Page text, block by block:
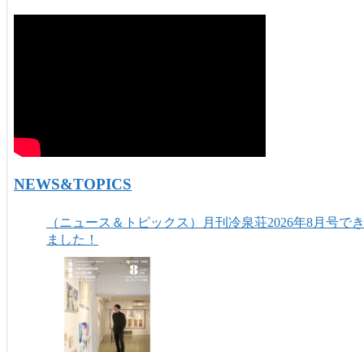
NEWS&TOPICS
（ニュース＆トピックス）月刊冷泉荘2026年8月号でき
ました！